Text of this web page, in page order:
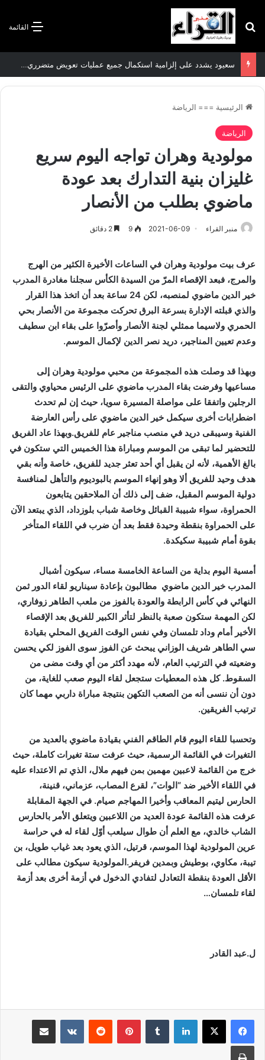
القائمة بحث عن
سعيود يشدد على إلزامية استكمال جميع عمليات تعويض متضرري حرائق الغابات قبل نهاية شهر أوت
الرئيسية === الرياضة
الرياضة
مولودية وهران تواجه اليوم سريع
غليزان بنية التدارك بعد عودة
ماضوي بطلب من الأنصار
منبر القراء 2021-06-09
9
عرف بيت مولودية وهران في الساعات الأخيرة الكثير من الهرج
والمرج، فبعد الإقصاء المرّ من السيدة الكأس سجلنا مغادرة المدرب
خير الدين ماضوي لمنصبه، لكن 24 ساعة بعد أن اتخذ هذا القرار
والذي قبلته الإدارة بسرعة البرق تحركت مجموعة من الأنصار بحي
الحمري ولاسيما ممثلي لجنة الأنصار وأصرّوا على بقاء ابن سطيف
وعدم تعيين المناجير، دريد نصر الدين لإكمال الموسم.
وبهذا قد وصلت هذه المجموعة من محبي مولودية وهران إلى
مساعيها وفرضت بقاء المدرب ماضوي على الرئيس محياوي والتقى
الرجلين واتفقا على مواصلة المسيرة سويا، حيث إن لم تحدث
اضطرابات أخرى سيكمل خير الدين ماضوي على رأس العارضة
الفنية وسيبقى دريد في منصب مناجير عام للفريق.وبهذا عاد الفريق
للتحضير لما تبقى من الموسم ومباراة هذا الخميس التي ستكون في
بالغ الأهمية، لأنه لن يقبل أي أحد تعثر جديد للفريق، خاصة وأنه بقي
هدف وحيد للفريق ألا وهو إنهاء الموسم بالبوديوم والتأهل لمنافسة
دولية الموسم المقبل، ضف إلى ذلك أن الملاحقين يتابعون
الحمراوة، سواء شبيبة القبائل وخاصة شباب بلوزداد، الذي يبتعد الآن
على الحمراوة بنقطة وحيدة فقط بعد أن ضرب في اللقاء المتأخر
بقوة أمام شبيبة سكيكدة.
أمسية اليوم بداية من الساعة الخامسة مساء، سيكون أشبال
المدرب خير الدين ماضوي مطالبون بإعادة سيناريو لقاء الدور ثمن
النهائي في كأس الرابطة والعودة بالفوز من ملعب الطاهر زوفاري،
لكن المهمة ستكون صعبة بالنظر لتأثر الكبير للفريق بعد الإقصاء
الأخير أمام وداد تلمسان وفي نفس الوقت الفريق المحلي بقيادة
سي الطاهر شريف الوزاني يبحث عن الفوز سوى الفوز لكي يحسن
وضعيته في الترتيب العام، لأنه مهدد أكثر من أي وقت مضى من
السقوط. كل هذه المعطيات ستجعل لقاء اليوم صعب للغاية، من
دون أن ننسى أنه من الصعب التكهن بنتيجة مباراة داربي مهما كان
ترتيب الفريقين.
وتحسبا للقاء اليوم قام الطاقم الفني بقيادة ماضوي بالعديد من
التغيرات في القائمة الرسمية، حيث عرفت ستة تغيرات كاملة، حيث
خرج من القائمة لاعبين مهمين بمن فيهم ملال، الذي تم الاعتداء عليه
في اللقاء الأخير ضد “الوات”، لقرع المصاب، عزماني، قنينة،
الحارس ليتيم المعاقب وأخيرا المهاجم صيام. في الجهة المقابلة
عرفت هذه القائمة عودة العديد من اللاعبين ويتعلق الأمر بالحارس
الشاب خالدي، مع العلم أن طوال سيلعب أوّل لقاء له في حراسة
عرين المولودية لهذا الموسم، قرتيل، الذي يعود بعد غياب طويل، بن
تيبة، مكاوي، بوطيش وبمدين فريفر.المولودية سيكون مطالب على
الأقل العودة بنقطة التعادل لتفادي الدخول في أزمة أخرى بعد أزمة
لقاء تلمسان…
ل.عبد القادر
لينكدإن بينتيريست
طباعة